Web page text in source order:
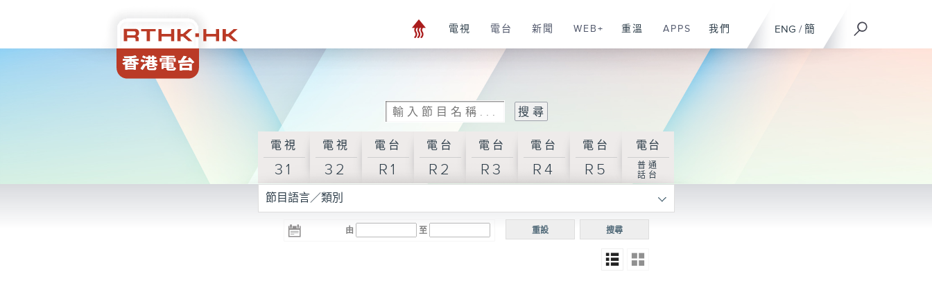
ENG / 簡
電視 電台 新聞 WEB+ 重溫 APPS 我們
電視
31
電視
32
電台
R1
電台
R2
電台
R3
電台
R4
電台
R5
電台
普通
話台
節目語言／類別
由 至 搜尋
重設